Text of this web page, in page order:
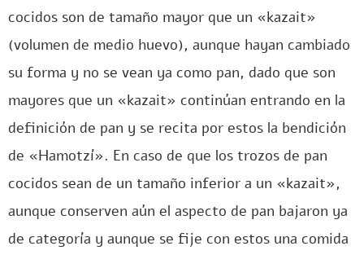
cocidos son de tamaño mayor que un «kazait»
(volumen de medio huevo), aunque hayan cambiado
su forma y no se vean ya como pan, dado que son
mayores que un «kazait» continúan entrando en la
definición de pan y se recita por estos la bendición
de «Hamotzí». En caso de que los trozos de pan
cocidos sean de un tamaño inferior a un «kazait»,
aunque conserven aún el aspecto de pan bajaron ya
de categoría y aunque se fije con estos una comida